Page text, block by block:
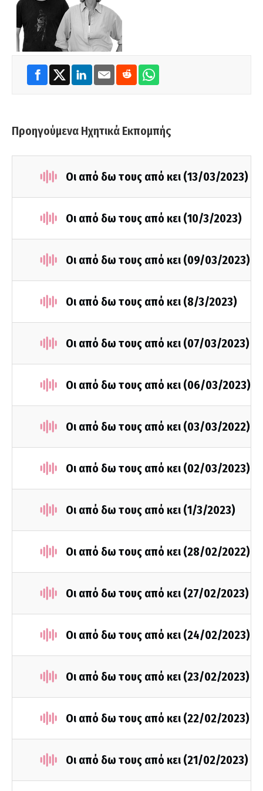
Προηγούμενα Ηχητικά Εκπομπής
Οι από δω τους από κει (13/03/2023)
Οι από δω τους από κει (10/3/2023)
Οι από δω τους από κει (09/03/2023)
Οι από δω τους από κει (8/3/2023)
Οι από δω τους από κει (07/03/2023)
Οι από δω τους από κει (06/03/2023)
Οι από δω τους από κει (03/03/2022)
Οι από δω τους από κει (02/03/2023)
Οι από δω τους από κει (1/3/2023)
Οι από δω τους από κει (28/02/2022)
Οι από δω τους από κει (27/02/2023)
Οι από δω τους από κει (24/02/2023)
Οι από δω τους από κει (23/02/2023)
Οι από δω τους από κει (22/02/2023)
Οι από δω τους από κει (21/02/2023)